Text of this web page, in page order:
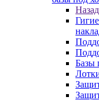
Назад
Базы